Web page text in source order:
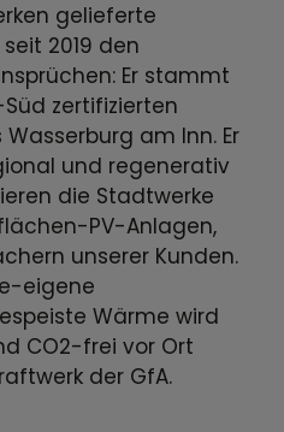
gelieferte
2019 den
Er stammt
zertifizierten
am Inn. Er
und regenerativ
die Stadtwerke
PV-Anlagen,
unserer Kunden.
eigene
Wärme wird
CO2-frei vor Ort
der GfA.